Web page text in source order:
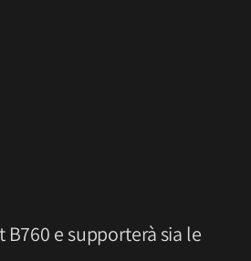
e supporterà sia le